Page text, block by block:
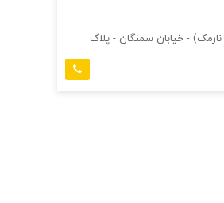
- خیابان سمنگان - پلاک